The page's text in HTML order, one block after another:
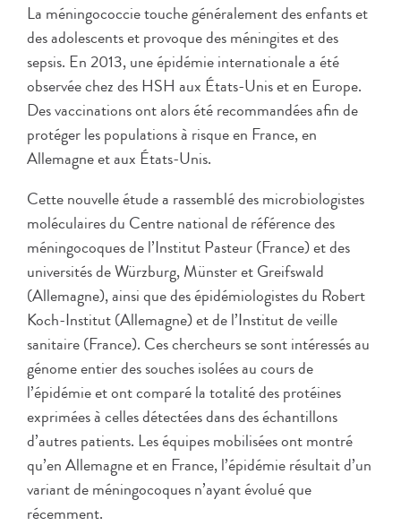
La méningococcie touche généralement des enfants et
des adolescents et provoque des méningites et des
sepsis. En 2013, une épidémie internationale a été
observée chez des HSH aux États-Unis et en Europe.
Des vaccinations ont alors été recommandées afin de
protéger les populations à risque en France, en
Allemagne et aux États-Unis.
Cette nouvelle étude a rassemblé des microbiologistes
moléculaires du Centre national de référence des
méningocoques de l’Institut Pasteur (France) et des
universités de Würzburg, Münster et Greifswald
(Allemagne), ainsi que des épidémiologistes du Robert
Koch-Institut (Allemagne) et de l’Institut de veille
sanitaire (France). Ces chercheurs se sont intéressés au
génome entier des souches isolées au cours de
l’épidémie et ont comparé la totalité des protéines
exprimées à celles détectées dans des échantillons
d’autres patients. Les équipes mobilisées ont montré
qu’en Allemagne et en France, l’épidémie résultait d’un
variant de méningocoques n’ayant évolué que
récemment.